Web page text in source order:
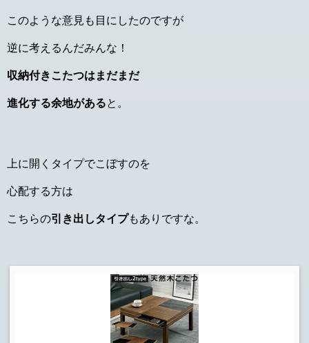
このような意見も目にしたのですが
逆に考えるんだみんな！
収納付きこたつはまだまだ
進化する余地があると。
上に開くタイプでこぼすのを
心配する方は
こちらの引き出しタイプもありですな。